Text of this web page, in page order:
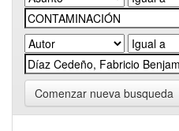
Comenzar nueva busqueda